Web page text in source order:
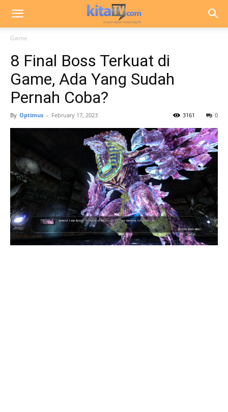
Game
8 Final Boss Terkuat di
Game, Ada Yang Sudah
Pernah Coba?
By Optimus - February 17, 2023 0
3161